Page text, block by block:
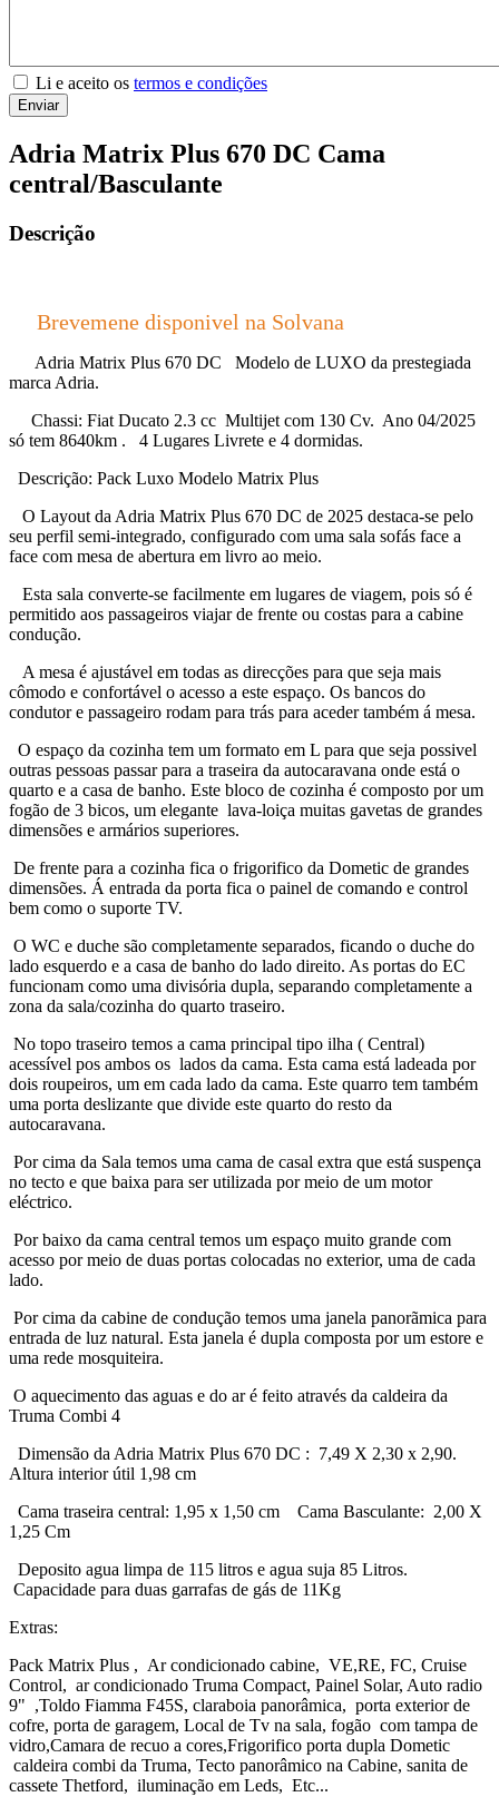
Li e aceito os termos e condições
Enviar
Adria Matrix Plus 670 DC Cama
central/Basculante
Descrição
Brevemene disponivel na Solvana
Adria Matrix Plus 670 DC Modelo de LUXO da prestegiada
marca Adria.
Chassi: Fiat Ducato 2.3 cc Multijet com 130 Cv. Ano 04/2025
só tem 8640km . 4 Lugares Livrete e 4 dormidas.
Descrição: Pack Luxo Modelo Matrix Plus
O Layout da Adria Matrix Plus 670 DC de 2025 destaca-se pelo
seu perfil semi-integrado, configurado com uma sala sofás face a
face com mesa de abertura em livro ao meio.
Esta sala converte-se facilmente em lugares de viagem, pois só é
permitido aos passageiros viajar de frente ou costas para a cabine
condução.
A mesa é ajustável em todas as direcções para que seja mais
cômodo e confortável o acesso a este espaço. Os bancos do
condutor e passageiro rodam para trás para aceder também á mesa.
O espaço da cozinha tem um formato em L para que seja possivel
outras pessoas passar para a traseira da autocaravana onde está o
quarto e a casa de banho. Este bloco de cozinha é composto por um
fogão de 3 bicos, um elegante lava-loiça muitas gavetas de grandes
dimensões e armários superiores.
De frente para a cozinha fica o frigorifico da Dometic de grandes
dimensões. Á entrada da porta fica o painel de comando e control
bem como o suporte TV.
O WC e duche são completamente separados, ficando o duche do
lado esquerdo e a casa de banho do lado direito. As portas do EC
funcionam como uma divisória dupla, separando completamente a
zona da sala/cozinha do quarto traseiro.
No topo traseiro temos a cama principal tipo ilha ( Central)
acessível pos ambos os lados da cama. Esta cama está ladeada por
dois roupeiros, um em cada lado da cama. Este quarro tem também
uma porta deslizante que divide este quarto do resto da
autocaravana.
Por cima da Sala temos uma cama de casal extra que está suspença
no tecto e que baixa para ser utilizada por meio de um motor
eléctrico.
Por baixo da cama central temos um espaço muito grande com
acesso por meio de duas portas colocadas no exterior, uma de cada
lado.
Por cima da cabine de condução temos uma janela panorãmica para
entrada de luz natural. Esta janela é dupla composta por um estore e
uma rede mosquiteira.
O aquecimento das aguas e do ar é feito através da caldeira da
Truma Combi 4
Dimensão da Adria Matrix Plus 670 DC : 7,49 X 2,30 x 2,90.
Altura interior útil 1,98 cm
Cama traseira central: 1,95 x 1,50 cm Cama Basculante: 2,00 X
1,25 Cm
Deposito agua limpa de 115 litros e agua suja 85 Litros.
Capacidade para duas garrafas de gás de 11Kg
Extras:
Pack Matrix Plus , Ar condicionado cabine, VE,RE, FC, Cruise
Control, ar condicionado Truma Compact, Painel Solar, Auto radio
9" ,Toldo Fiamma F45S, claraboia panorâmica, porta exterior de
cofre, porta de garagem, Local de Tv na sala, fogão com tampa de
vidro,Camara de recuo a cores,Frigorifico porta dupla Dometic
caldeira combi da Truma, Tecto panorâmico na Cabine, sanita de
cassete Thetford, iluminação em Leds, Etc...